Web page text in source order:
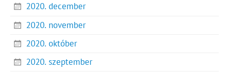
2020. december
2020. november
2020. október
2020. szeptember